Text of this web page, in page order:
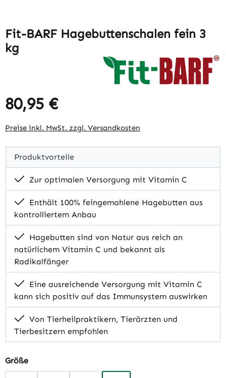
Fit-BARF Hagebuttenschalen fein 3
kg
Regulärer Preis:
80,95 €
Preise inkl. MwSt. zzgl. Versandkosten
Produktvorteile
Zur optimalen Versorgung mit Vitamin C
Enthält 100% feingemahlene Hagebutten aus
kontrolliertem Anbau
Hagebutten sind von Natur aus reich an
natürlichem Vitamin C und bekannt als
Radikalfänger
Eine ausreichende Versorgung mit Vitamin C
kann sich positiv auf das Immunsystem auswirken
Von Tierheilpraktikern, Tierärzten und
Tierbesitzern empfohlen
Größeauswählen